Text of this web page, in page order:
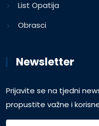
List Opatija
Obrasci
Newsletter
Prijavite se na tjedni
propustite važne i